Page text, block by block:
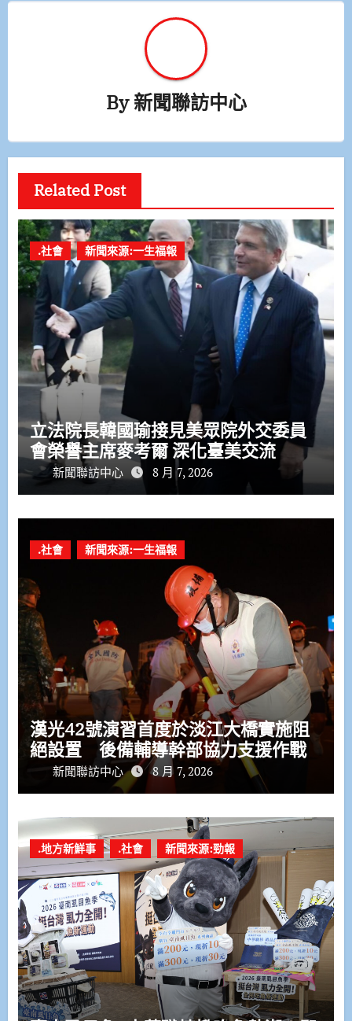
By新聞聯訪中心
Related Post
.社會 新聞來源:一生福報
立法院長韓國瑜接見美眾院外交委員
會榮譽主席麥考爾 深化臺美交流
新聞聯訪中心 8 月 7, 2026
.社會 新聞來源:一生福報
漢光42號演習首度於淡江大橋實施阻
絕設置 後備輔導幹部協力支援作戰
新聞聯訪中心 8 月 7, 2026
.地方新鮮事 .社會 新聞來源:勁報